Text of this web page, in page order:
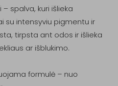
– spalva, kuri išlieka
su intensyviu pigmentu ir
tirpsta ant odos ir išlieka
ar išblukimo.
formulė – nuo